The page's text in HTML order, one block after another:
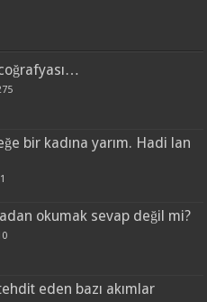
bir kadına yarım. Hadi lan
okumak sevap değil mi?
eden bazı akımlar